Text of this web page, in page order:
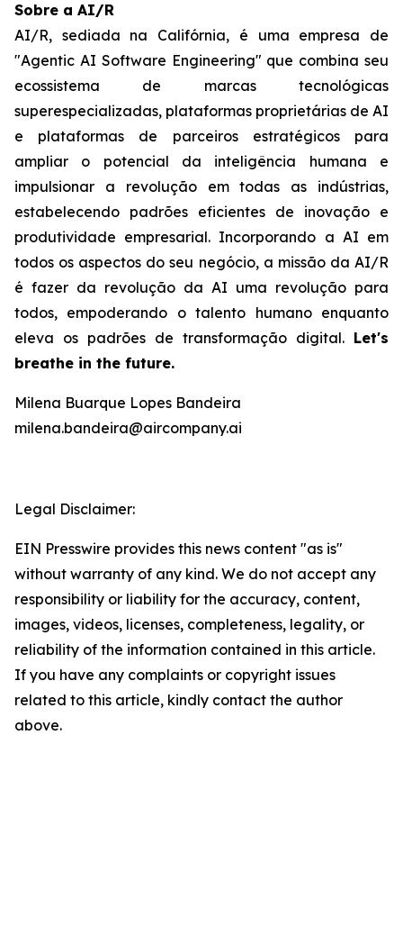
Sobre a AI/R
AI/R, sediada na Califórnia, é uma empresa de
"Agentic AI Software Engineering" que combina seu
ecossistema de marcas tecnológicas
superespecializadas, plataformas proprietárias de AI
e plataformas de parceiros estratégicos para
ampliar o potencial da inteligência humana e
impulsionar a revolução em todas as indústrias,
estabelecendo padrões eficientes de inovação e
produtividade empresarial. Incorporando a AI em
todos os aspectos do seu negócio, a missão da AI/R
é fazer da revolução da AI uma revolução para
todos, empoderando o talento humano enquanto
eleva os padrões de transformação digital. Let's
breathe in the future.
Milena Buarque Lopes Bandeira
milena.bandeira@aircompany.ai
Legal Disclaimer:
EIN Presswire provides this news content "as is"
without warranty of any kind. We do not accept any
responsibility or liability for the accuracy, content,
images, videos, licenses, completeness, legality, or
reliability of the information contained in this article.
If you have any complaints or copyright issues
related to this article, kindly contact the author
above.